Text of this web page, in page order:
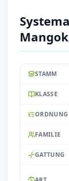
STAMM
KLASSE
ORDNUNG
FAMILIE
GATTUNG